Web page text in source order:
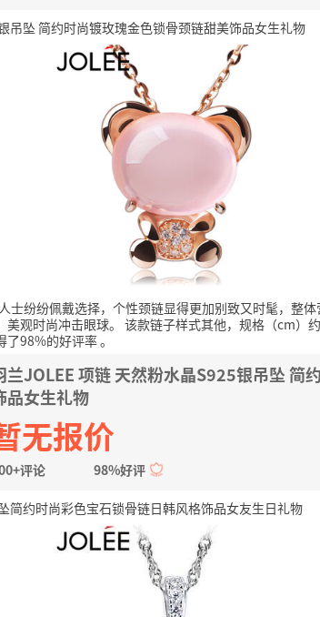
吊坠 简约时尚镀玫瑰金色锁骨颈链甜美饰品女生礼物
士纷纷佩戴选择，个性颈链显得更加别致又时髦，整
观时尚冲击眼球。 该款链子样式其他，规格（cm）
了98%的好评率。
兰JOLEE 项链 天然粉水晶S925银吊坠 简
品女生礼物
无报价
评论 98%好评
简约时尚彩色宝石锁骨链日韩风格饰品女友生日礼物